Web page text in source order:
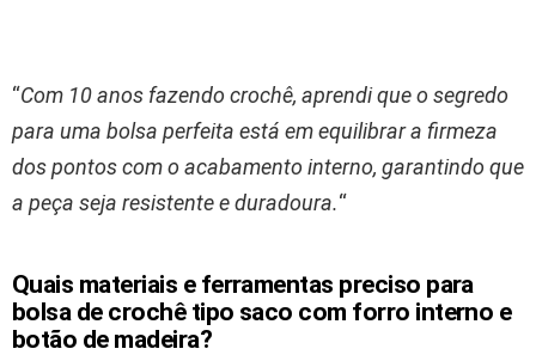
“Com 10 anos fazendo crochê, aprendi que o segredo
para uma bolsa perfeita está em equilibrar a firmeza
dos pontos com o acabamento interno, garantindo que
a peça seja resistente e duradoura.“
Quais materiais e ferramentas preciso para
bolsa de crochê tipo saco com forro interno e
botão de madeira?